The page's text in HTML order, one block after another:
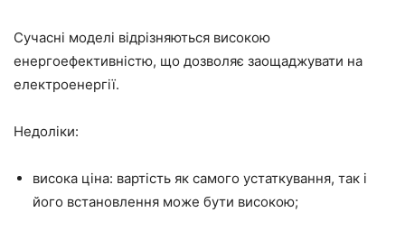
Сучасні моделі відрізняються високою
енергоефективністю, що дозволяє заощаджувати на
електроенергії.
Недоліки:
висока ціна: вартість як самого устаткування, так і
його встановлення може бути високою;